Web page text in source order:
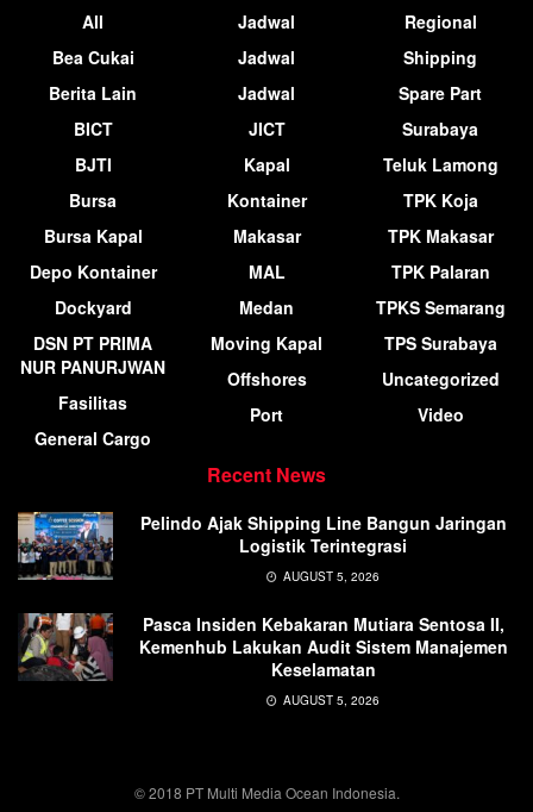
All
Bea Cukai
Berita Lain
BICT
BJTI
Bursa
Bursa Kapal
Depo Kontainer
Dockyard
DSN PT PRIMA
NUR PANURJWAN
Fasilitas
General Cargo
Jadwal
Jadwal
Jadwal
JICT
Kapal
Kontainer
Makasar
MAL
Medan
Moving Kapal
Offshores
Port
Regional
Shipping
Spare Part
Surabaya
Teluk Lamong
TPK Koja
TPK Makasar
TPK Palaran
TPKS Semarang
TPS Surabaya
Uncategorized
Video
Recent News
Pelindo Ajak Shipping Line Bangun Jaringan
Logistik Terintegrasi
AUGUST 5, 2026
Pasca Insiden Kebakaran Mutiara Sentosa II,
Kemenhub Lakukan Audit Sistem Manajemen
Keselamatan
AUGUST 5, 2026
© 2018 PT Multi Media Ocean Indonesia.